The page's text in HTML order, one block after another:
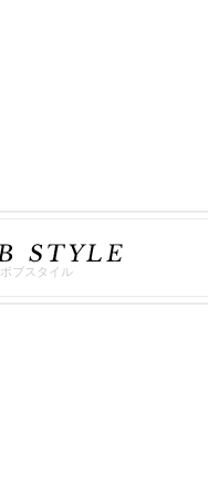
ボブスタイル